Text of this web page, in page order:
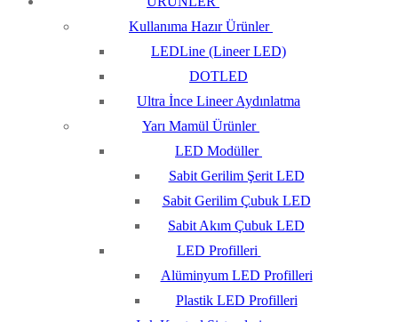
Kullanıma Hazır Ürünler
LEDLine (Lineer LED)
DOTLED
Ultra İnce Lineer Aydınlatma
Yarı Mamül Ürünler
LED Modüller
Sabit Gerilim Şerit LED
Sabit Gerilim Çubuk LED
Sabit Akım Çubuk LED
LED Profilleri
Alüminyum LED Profilleri
Plastik LED Profilleri